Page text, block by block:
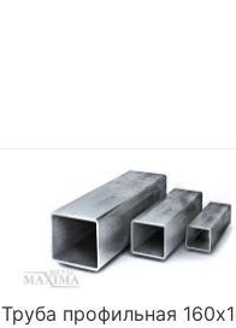
Труба профильная